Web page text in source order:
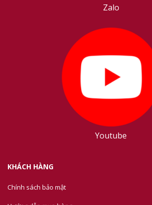
Zalo
Youtube
KHÁCH HÀNG
Chính sách bảo mật